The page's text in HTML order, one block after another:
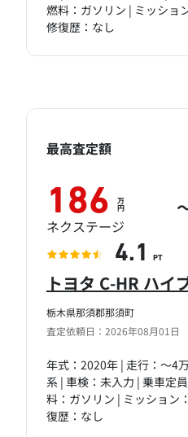
燃料：ガソリン | ミッショ
修復歴：なし
栃木県那須郡那須町
査定依頼日：2026年08月01日
トヨタ C-HR ハイ
年式：2020年 | 走行：～4
系 | 車検：未入力 | 乗車定
料：ガソリン | ミッション
復歴：なし
最高査定額
186 万
円
ネクステージ
4.1 PT